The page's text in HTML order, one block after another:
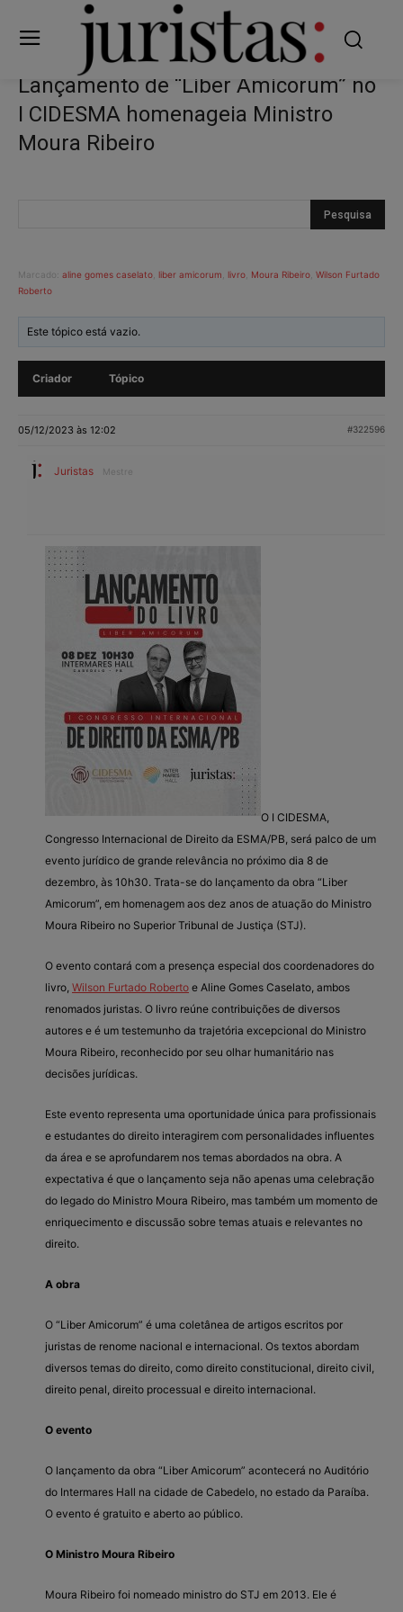
Lançamento de “Liber Amicorum” no
I CIDESMA homenageia Ministro
Moura Ribeiro
Marcado: aline gomes caselato liber amicorum livro Moura Ribeiro Wilson Furtado
Roberto
Este tópico está vazio.
Criador Tópico
05/12/2023 às 12:02 #322596
Juristas Mestre
O I CIDESMA,
Congresso Internacional de Direito da ESMA/PB, será palco de um
evento jurídico de grande relevância no próximo dia 8 de
dezembro, às 10h30. Trata-se do lançamento da obra “Liber
Amicorum”, em homenagem aos dez anos de atuação do Ministro
Moura Ribeiro no Superior Tribunal de Justiça (STJ).
O evento contará com a presença especial dos coordenadores do
livro, Wilson Furtado Roberto e Aline Gomes Caselato, ambos
renomados juristas. O livro reúne contribuições de diversos
autores e é um testemunho da trajetória excepcional do Ministro
Moura Ribeiro, reconhecido por seu olhar humanitário nas
decisões jurídicas.
Este evento representa uma oportunidade única para profissionais
e estudantes do direito interagirem com personalidades influentes
da área e se aprofundarem nos temas abordados na obra. A
expectativa é que o lançamento seja não apenas uma celebração
do legado do Ministro Moura Ribeiro, mas também um momento de
enriquecimento e discussão sobre temas atuais e relevantes no
direito.
A obra
O “Liber Amicorum” é uma coletânea de artigos escritos por
juristas de renome nacional e internacional. Os textos abordam
diversos temas do direito, como direito constitucional, direito civil,
direito penal, direito processual e direito internacional.
O evento
O lançamento da obra “Liber Amicorum” acontecerá no Auditório
do Intermares Hall na cidade de Cabedelo, no estado da Paraíba.
O evento é gratuito e aberto ao público.
O Ministro Moura Ribeiro
Moura Ribeiro foi nomeado ministro do STJ em 2013. Ele é